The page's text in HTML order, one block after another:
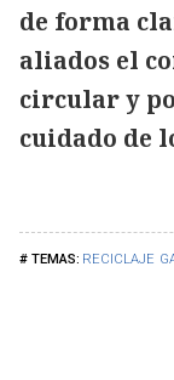
RECICLAJE
de forma
aliados el
circular y
cuidado de